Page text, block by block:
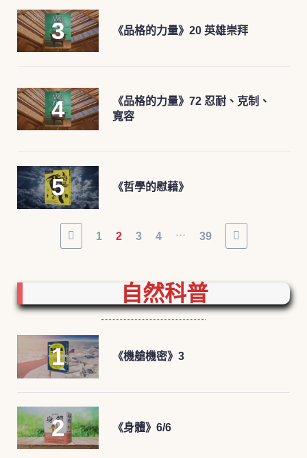
《品格的力量》20 英雄崇拜
《品格的力量》72 忍耐、克制、
寬容
《哲學的慰藉》
1 2 3 4 ... 39
自然科普
《機艙機密》3
《身體》6/6